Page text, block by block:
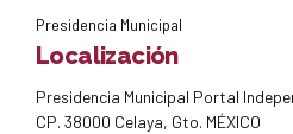
Presidencia Municipal
Localización
Presidencia Municipal Portal
CP. 38000 Celaya, Gto. MÉXICO